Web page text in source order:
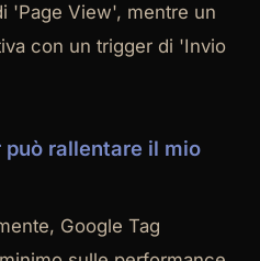
'Page View', mentre un
con un trigger di 'Invio
può rallentare il mio
Google Tag